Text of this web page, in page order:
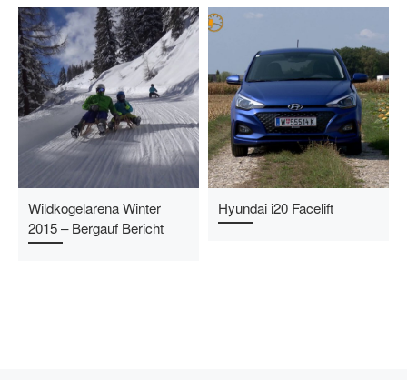
Wildkogelarena Winter
2015 – Bergauf Bericht
Hyundai i20 Facelift